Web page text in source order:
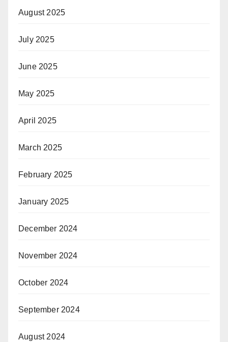
August 2025
July 2025
June 2025
May 2025
April 2025
March 2025
February 2025
January 2025
December 2024
November 2024
October 2024
September 2024
August 2024